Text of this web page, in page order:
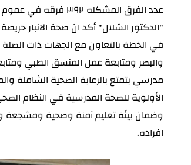
عدد الفرق المشكله ٣٩٢ فرقه في عموم المحافظة وعدد المدارس المستهدفه ٢٢٠٢ مدرسة ...
"الدكتور الشلال" أكد ان صحة الانبار
في الخطة بالتعاون مع الجهات ذات
والبصر ومتابعة عمل المنسق الطبي
مدرسي يتمتع بالرعاية الصحية الشاملة
الأولوية للصحة المدرسية في النظام
وضمان بيئة تعليم آمنة وصحية ومشجعة
افراده.